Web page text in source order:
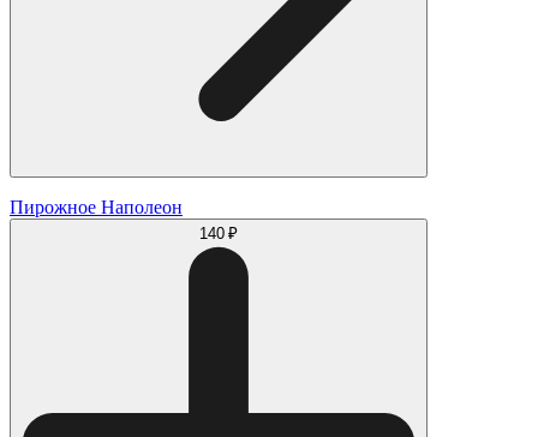
Пирожное Наполеон
140 ₽